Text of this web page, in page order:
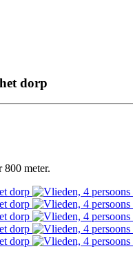
dorp
800 meter.